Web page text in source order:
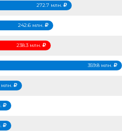
272.7 млн.
242.6 млн.
238.3 млн.
359.8 млн.
млн.